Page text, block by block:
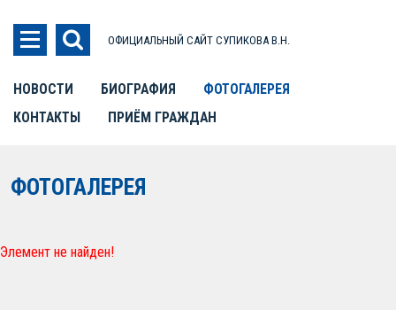
ОФИЦИАЛЬНЫЙ САЙТ СУПИКОВА В.Н.
НОВОСТИ БИОГРАФИЯ
ФОТОГАЛЕРЕЯ
КОНТАКТЫ
ПРИЁМ ГРАЖДАН
ФОТОГАЛЕРЕЯ
Элемент не найден!